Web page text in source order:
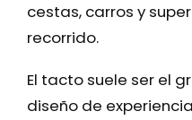
cestas, carros y
recorrido.
El tacto suele ser el
diseño de